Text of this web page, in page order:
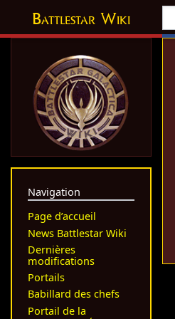
Battlestar Wiki
Navigation
Page d’accueil
News Battlestar Wiki
Dernières
modifications
Portails
Babillard des chefs
Portail de la